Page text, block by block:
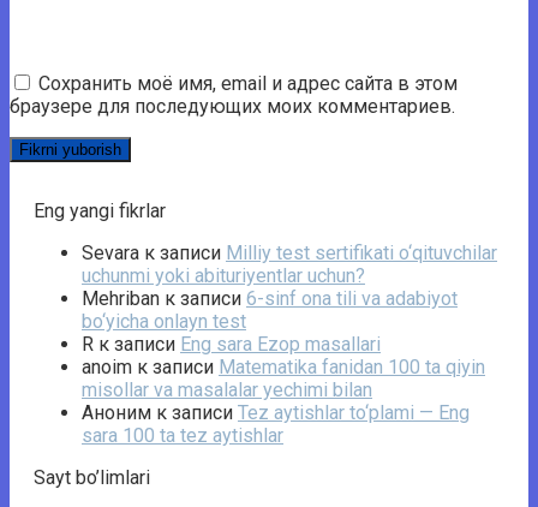
Сохранить моё имя, email и адрес сайта в этом
браузере для последующих моих комментариев.
Eng yangi fikrlar
Sevara к записи Milliy test sertifikati o‘qituvchilar
uchunmi yoki abituriyentlar uchun?
Mehriban к записи 6-sinf ona tili va adabiyot
bo‘yicha onlayn test
R к записи Eng sara Ezop masallari
anoim к записи Matematika fanidan 100 ta qiyin
misollar va masalalar yechimi bilan
Аноним к записи Tez aytishlar to‘plami — Eng
sara 100 ta tez aytishlar
Sayt bo’limlari